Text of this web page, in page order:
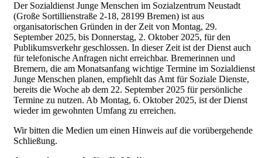
Der Sozialdienst Junge Menschen im Sozialzentrum Neustadt
(Große Sortillienstraße 2-18, 28199 Bremen) ist aus
organisatorischen Gründen in der Zeit von Montag, 29.
September 2025, bis Donnerstag, 2. Oktober 2025, für den
Publikumsverkehr geschlossen. In dieser Zeit ist der Dienst auch
für telefonische Anfragen nicht erreichbar. Bremerinnen und
Bremern, die am Monatsanfang wichtige Termine im Sozialdienst
Junge Menschen planen, empfiehlt das Amt für Soziale Dienste,
bereits die Woche ab dem 22. September 2025 für persönliche
Termine zu nutzen. Ab Montag, 6. Oktober 2025, ist der Dienst
wieder im gewohnten Umfang zu erreichen.
Wir bitten die Medien um einen Hinweis auf die vorübergehende
Schließung.